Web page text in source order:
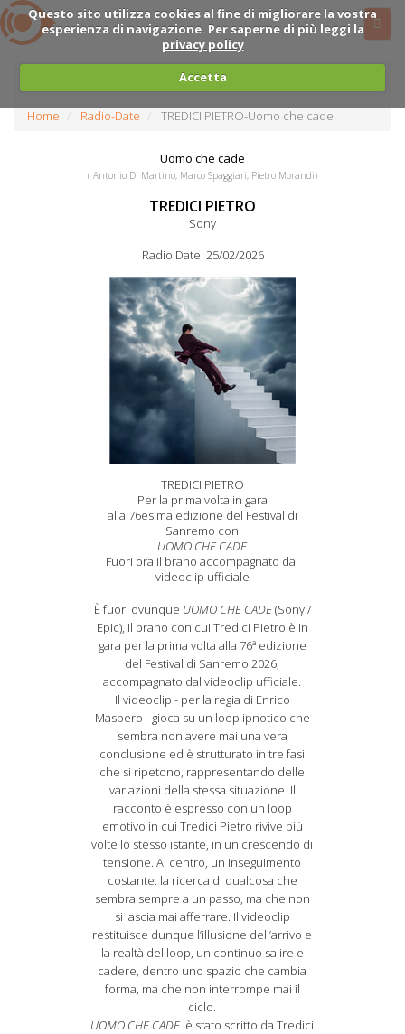
Questo sito utilizza cookies al fine di migliorare la vostra
esperienza di navigazione. Per saperne di più leggi la
privacy policy
Accetta
Home Radio-Date TREDICI PIETRO-Uomo che cade
Uomo che cade
( Antonio Di Martino, Marco Spaggiari, Pietro Morandi)
TREDICI PIETRO
Sony
Radio Date: 25/02/2026
TREDICI PIETRO
Per la prima volta in gara
alla 76esima edizione del Festival di
Sanremo con
UOMO CHE CADE
Fuori ora il brano accompagnato dal
videoclip ufficiale
È fuori ovunque UOMO CHE CADE(Sony /
Epic), il brano con cui Tredici Pietro è in
gara per la prima volta alla 76ª edizione
del Festival di Sanremo 2026,
accompagnato dal videoclip ufficiale.
Il videoclip - per la regia di Enrico
Maspero - gioca su un loop ipnotico che
sembra non avere mai una vera
conclusione ed è strutturato in tre fasi
che si ripetono, rappresentando delle
variazioni della stessa situazione. Il
racconto è espresso con un loop
emotivo in cui Tredici Pietro rivive più
volte lo stesso istante, in un crescendo di
tensione. Al centro, un inseguimento
costante: la ricerca di qualcosa che
sembra sempre a un passo, ma che non
si lascia mai afferrare. Il videoclip
restituisce dunque l’illusione dell’arrivo e
la realtà del loop, un continuo salire e
cadere, dentro uno spazio che cambia
forma, ma che non interrompe mai il
ciclo.
UOMO CHE CADEè stato scritto da Tredici